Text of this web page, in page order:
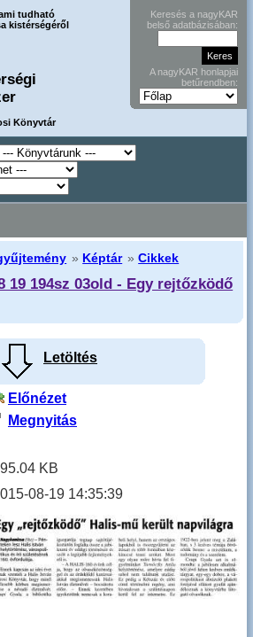
tudható
kistérségéről
Könyvtár
Keresés a nagyKAR
belső adatbázisában:
A nagyKAR honlapjai
betűrendben:
» Képtár »Cikkek
19 194sz 03old - Egy rejtőzködő
Letöltés
Előnézet
Megnyitás
KB
08-19 14:35:39